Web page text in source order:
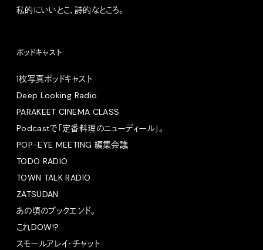
私的にいいとこ、詩的なところ。
ポッドキャスト
1枚写真ポッドキャスト
Deep Looking Radio
PARAKEET CINEMA CLASS
Podcastで「定番料理のニューディール」。
POP-EYE MEETING 編集会議
TODO RADIO
TOWN TALK RADIO
ZATSUDAN
あの頃のブックエンド。
これDOW!?
スモールアレイ・チャット